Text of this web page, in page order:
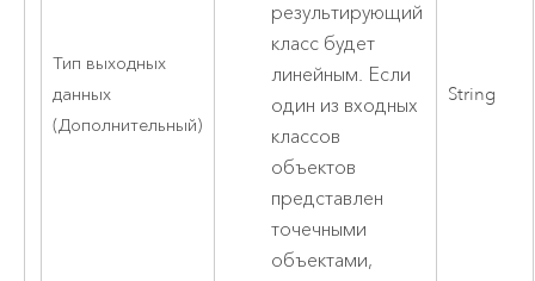
Тип выходных
данных
(Дополнительный)
результирующий
класс будет
линейным. Если
один из входных
классов
объектов
представлен
точечными
объектами,
String